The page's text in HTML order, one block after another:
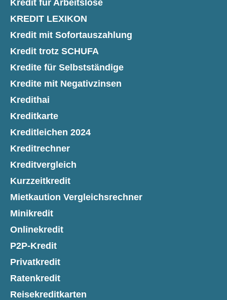
Kredit für Arbeitslose
KREDIT LEXIKON
Kredit mit Sofortauszahlung
Kredit trotz SCHUFA
Kredite für Selbstständige
Kredite mit Negativzinsen
Kredithai
Kreditkarte
Kreditleichen 2024
Kreditrechner
Kreditvergleich
Kurzzeitkredit
Mietkaution Vergleichsrechner
Minikredit
Onlinekredit
P2P-Kredit
Privatkredit
Ratenkredit
Reisekreditkarten